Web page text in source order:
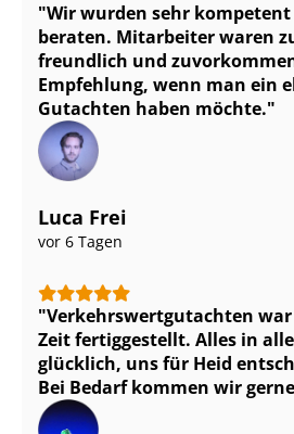
Wir wurden sehr
beraten. Mitarbeiter waren
freundlich und
Empfehlung, wenn man ein
Gutachten haben möchte.
Luca Frei
vor 6 Tagen
Ver­kehrs­wert­gut­ach­ten
Zeit fertiggestellt. Alles in
glücklich, uns für Heid
Bei Bedarf kommen wir